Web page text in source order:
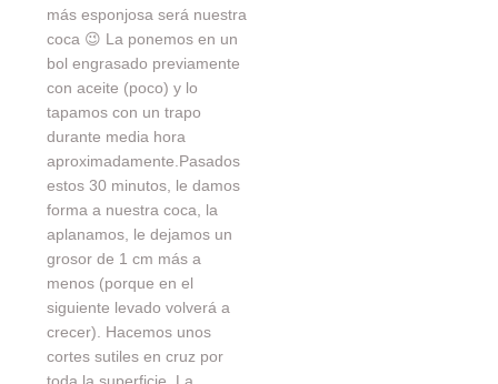
más esponjosa será nuestra
coca 😉 La ponemos en un
bol engrasado previamente
con aceite (poco) y lo
tapamos con un trapo
durante media hora
aproximadamente.Pasados
estos 30 minutos, le damos
forma a nuestra coca, la
aplanamos, le dejamos un
grosor de 1 cm más a
menos (porque en el
siguiente levado volverá a
crecer). Hacemos unos
cortes sutiles en cruz por